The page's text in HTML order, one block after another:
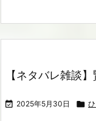
【ネタバレ雑談
 2025年5月30日 